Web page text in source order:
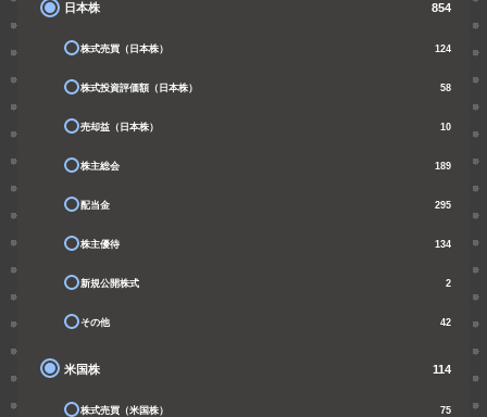
日本株 854
株式売買（日本株） 124
株式投資評価額（日本株） 58
売却益（日本株） 10
株主総会 189
配当金 295
株主優待 134
新規公開株式 2
その他 42
米国株 114
株式売買（米国株） 75